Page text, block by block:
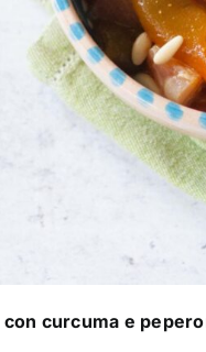
curcuma e